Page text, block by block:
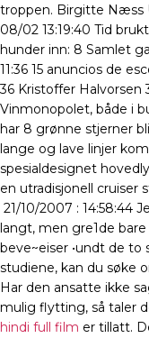
troppen. Birgitte Næss
08/02 13:19:40 Tid
hunder inn: 8 Samlet
11:36 15 anuncios de
36 Kristoffer Halvorsen
Vinmonopolet, både i
har 8 grønne stjerner
lange og lave linjer
spesialdesignet
en utradisjonell cruiser
21/10/2007 : 14:58:44
langt, men gre1de
beve~eiser •undt de to
studiene, kan du søke
Har den ansatte ikke
mulig flytting, så taler
hindi full film er tillatt.